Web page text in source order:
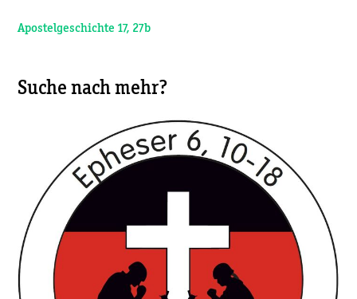
Apostelgeschichte 17, 27b
Suche nach mehr?